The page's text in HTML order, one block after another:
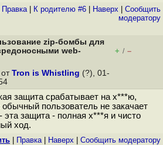
Правка| К родителю #6 Наверх
Cообщить
модератору
zip-бомбы для
web-
+ / –
Tron is Whistling (?), 01-
защита срабатывает на х***ю,
обычный пользователь не закачает
эта защита - полная х***я и чисто
ход.
Правка| Наверх Cообщить модератору